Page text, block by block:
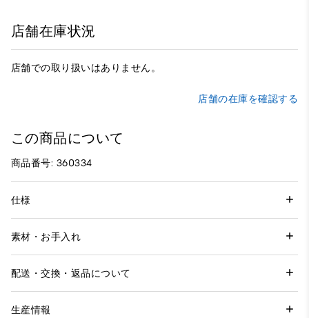
店舗在庫状況
店舗での取り扱いはありません。
店舗の在庫を確認する
この商品について
商品番号: 360334
仕様
素材・お手入れ
配送・交換・返品について
生産情報